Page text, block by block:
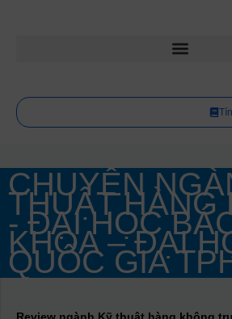
CHUYÊN
THUẬT HÀNG
- ĐẠI HỌC
KHOA – ĐẠI
QUỐC GIA